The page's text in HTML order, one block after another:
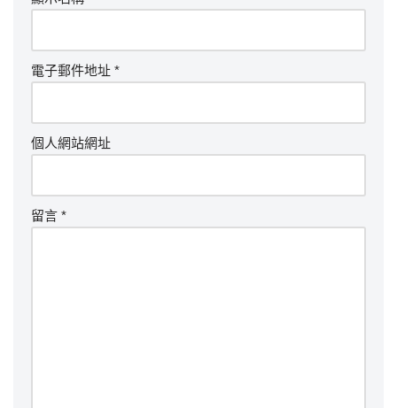
電子郵件地址 *
個人網站網址
留言 *